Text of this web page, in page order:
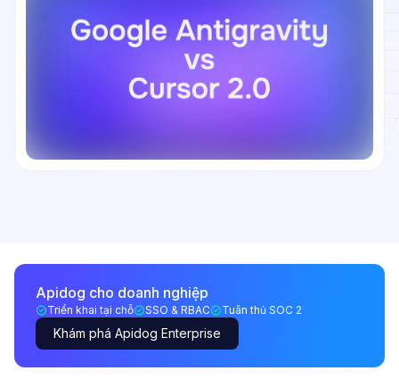
Apidog cho doanh nghiệp
Triển khai tại chỗ SSO & RBAC Tuân thủ SOC 2
Khám phá Apidog Enterprise